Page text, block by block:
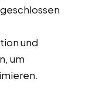
und
um